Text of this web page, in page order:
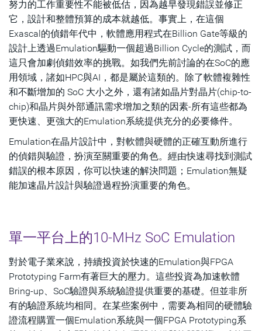
努力的工作重要性不能被低估，因為越早發現錯誤並修正
它，設計和整體預算的成本就越低。事實上，在這個
Exascal的偵錯年代中，軟體應用程式在Billion Gate等級的
設計上透過Emulation驅動一個超過Billion Cycle的測試，而
這只會加劇偵錯效率的挑戰。如我們先前討論的在SoC的應
用領域，諸如HPC與AI，都是屬於這類的。除了軟體複雜性
和不斷增加的 SoC 大小之外，還有諸如晶片對晶片(chip-to-
chip)和晶片與外部通訊需求增加之類的因素-所有這些都為
更快速、更強大的Emulation系統提供充分的必要條件。
Emulation在晶片設計中，對軟體與硬體的正確互動所進行
的偵錯與驗證，扮演至關重要的角色。經由快速尋找到測試
錯誤的根本原因，你可以快速的解決問題；Emulation無疑
能加速晶片設計與驗證過程扮演重要的角色。
單一平台上的10-MHz SoC Emulation
對於電子業來說，持續投資於快速的Emulation與FPGA
Prototyping Farm有著巨大的壓力。這些投資為加速軟體
Bring-up、SoC驗證與系統驗證提供重要的基礎。但並非所
有的驗證系統均相同。在某些案例中，需要為相同的硬體驗
證流程購置一個Emulation系統與一個FPGA Prototyping系